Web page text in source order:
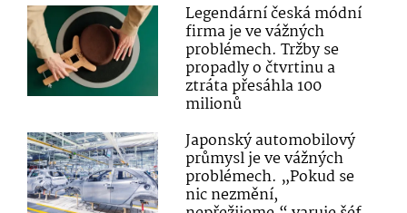
Legendární česká módní
firma je ve vážných
problémech. Tržby se
propadly o čtvrtinu a
ztráta přesáhla 100
milionů
Japonský automobilový
průmysl je ve vážných
problémech. „Pokud se
nic nezmění,